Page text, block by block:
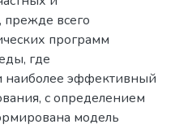
прежде всего
программ
где
наиболее эффективный
с определением
модель